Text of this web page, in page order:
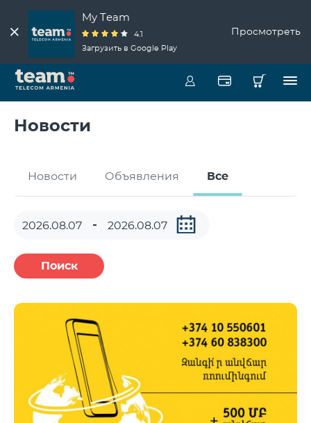
My Team
4.1
Загрузить в Google Play
Просмотреть
Новости
Новости Объявления Все
Поиск